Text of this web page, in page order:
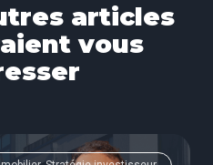
articles
vous